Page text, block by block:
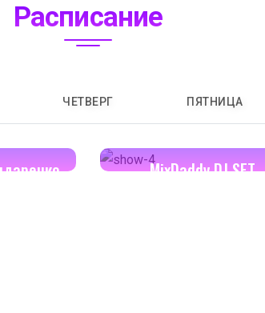
Расписание
ЧЕТВЕРГ ПЯТНИЦА
MixDaddy DJ SET